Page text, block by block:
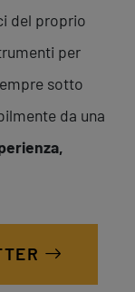
del proprio
per
sotto
da una